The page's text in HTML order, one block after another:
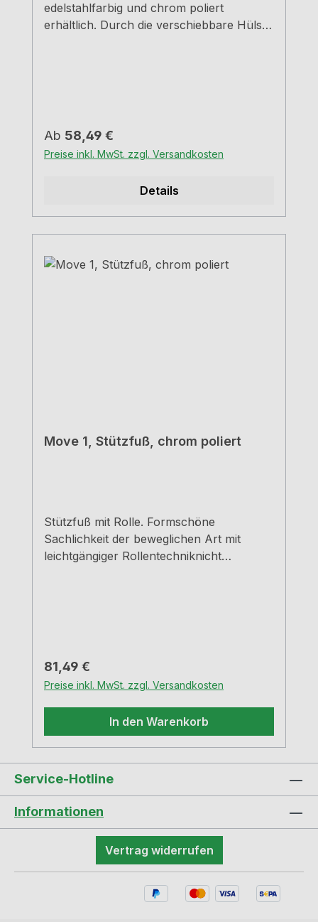
edelstahlfarbig und chrom poliert
erhältlich. Durch die verschiebbare Hülse
Regulärer Preis:
Ab 58,49 €
Preise inkl. MwSt. zzgl. Versandkosten
Details
Move 1, Stützfuß, chrom poliert
Stützfuß mit Rolle. Formschöne
Sachlichkeit der beweglichen Art mit
leichtgängiger Rollentechniknicht
Regulärer Preis:
81,49 €
Preise inkl. MwSt. zzgl. Versandkosten
In den Warenkorb
Service-Hotline
Informationen
Vertrag widerrufen